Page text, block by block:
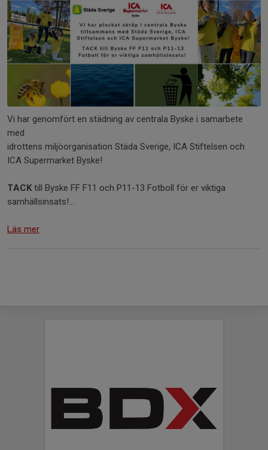
Vi har genomfört en städning av centrala Byske i samarbete
med
idrottens miljöorganisation Städa Sverige, ICA Stiftelsen och
ICA Supermarket Byske!
TACKtill Byske FF F11 och P11-13 Fotboll för er viktiga
samhällsinsats!...
Läs mer